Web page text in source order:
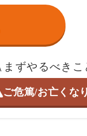
まずやるべきこ
ご危篤/お亡くな